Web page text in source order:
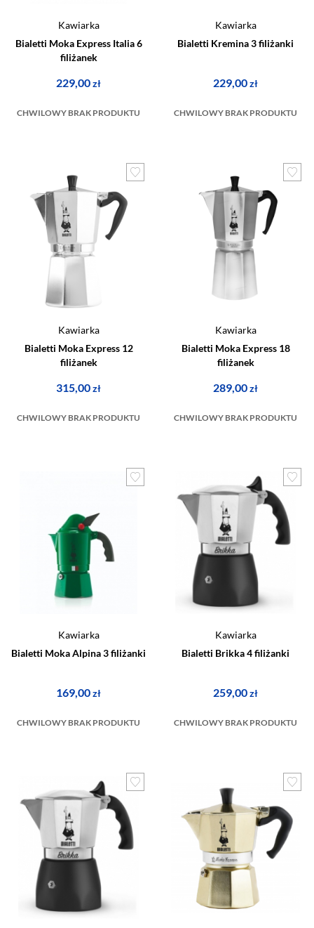
Kawiarka
Bialetti Moka Express Italia 6
filiżanek
229,00zł
CHWILOWY BRAK PRODUKTU
Kawiarka
Bialetti Kremina 3 filiżanki
229,00zł
CHWILOWY BRAK PRODUKTU
Kawiarka
Bialetti Moka Express 12
filiżanek
315,00zł
CHWILOWY BRAK PRODUKTU
Kawiarka
Bialetti Moka Express 18
filiżanek
289,00zł
CHWILOWY BRAK PRODUKTU
Kawiarka
Bialetti Moka Alpina 3 filiżanki
169,00zł
CHWILOWY BRAK PRODUKTU
Kawiarka
Bialetti Brikka 4 filiżanki
259,00zł
CHWILOWY BRAK PRODUKTU